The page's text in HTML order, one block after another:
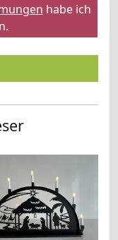
habe ich